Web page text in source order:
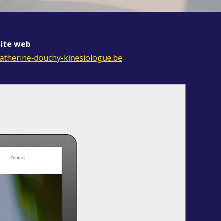
web
douchy-kinesiologue.be